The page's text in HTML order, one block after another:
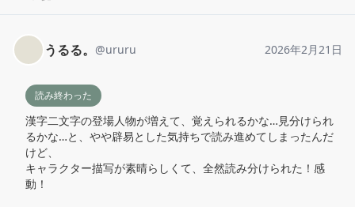
うるる。 @ururu 2026年2月21日
読み終わった
漢字二文字の登場人物が増えて、覚えられるかな…見分けられ
るかな…と、やや辟易とした気持ちで読み進めてしまったんだ
けど、
キャラクター描写が素晴らしくて、全然読み分けられた！感
動！